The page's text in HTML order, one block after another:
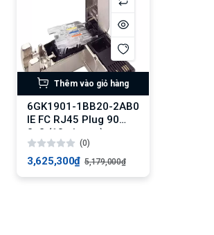
Thêm vào giỏ hàng
6GK1901-1BB20-2AB0
IE FC RJ45 Plug 90
2x2 (10 pieces)
(0)
3,625,300₫ 5,179,000₫